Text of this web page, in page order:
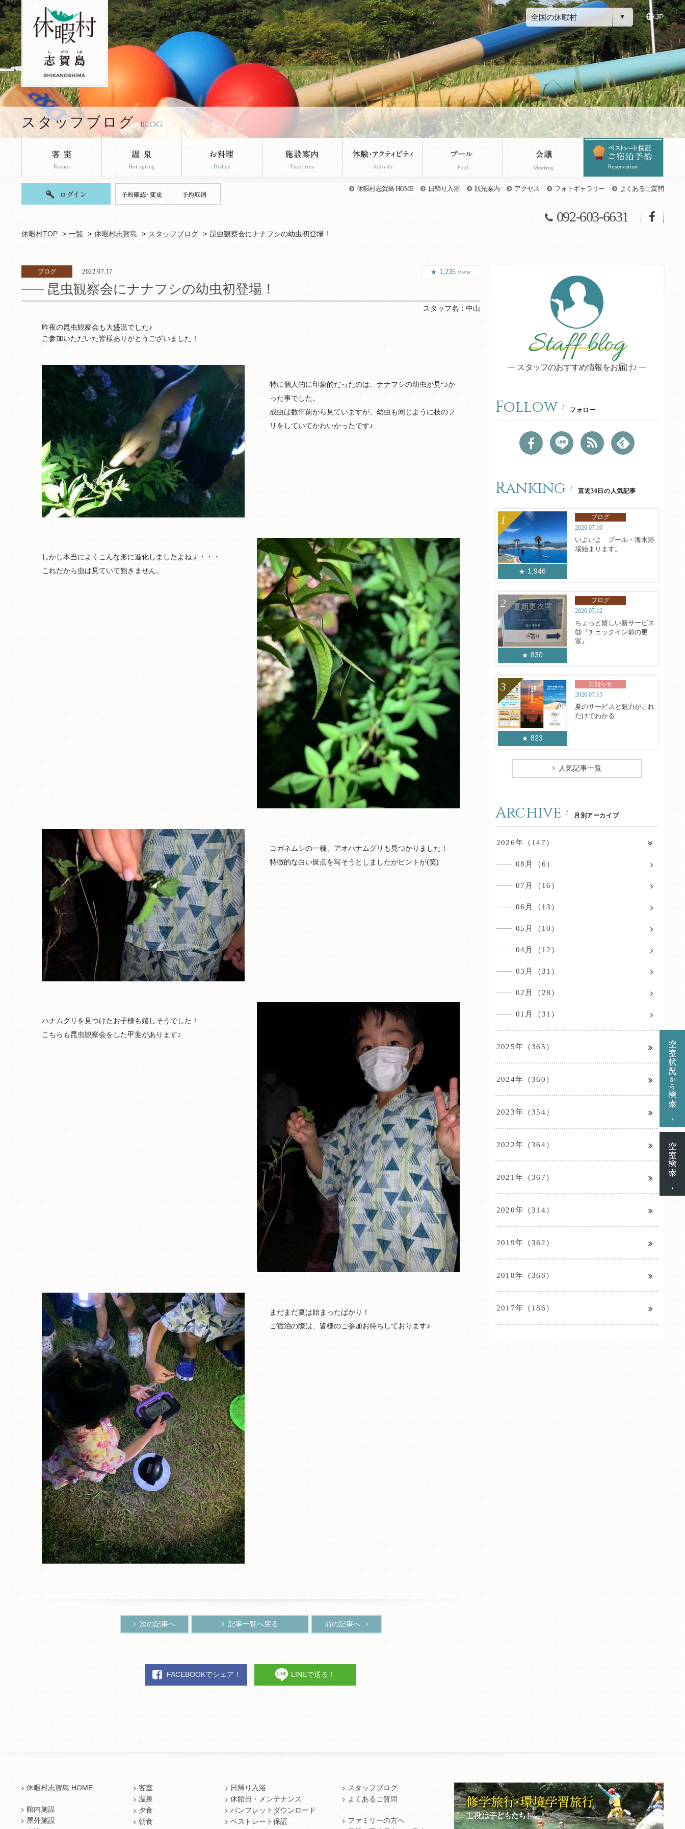
休暇村志賀島のブログページです。 全国の休暇村 JP
スタッフブログ BLOG
休暇村志賀島 HOME 日帰り入浴 観光案内 アクセス フォトギャラリー よくあるご質問
092-603-6631
休暇村TOP 一覧 休暇村志賀島 スタッフブログ 昆虫観察会にナナフシの幼虫初登場！
ブログ 2022.07.17
昆虫観察会にナナフシの幼虫初登場！
1,235 view
スタッフ名： 中山
昨夜の昆虫観察会も大盛況でした♪
ご参加いただいた皆様ありがとうございました！
特に個人的に印象的だったのは、ナナフシの幼虫が見つか
った事でした。
成虫は数年前から見ていますが、幼虫も同じように枝のフ
リをしていてかわいかったです♪
しかし本当によくこんな形に進化しましたよねぇ・・・
これだから虫は見ていて飽きません。
コガネムシの一種、アオハナムグリも見つかりました！
特徴的な白い斑点を写そうとしましたがピントが(笑)
ハナムグリを見つけたお子様も嬉しそうでした！
こちらも昆虫観察会をした甲斐があります♪
まだまだ夏は始まったばかり！
ご宿泊の際は、皆様のご参加お待ちしております♪
次の記事へ 記事一覧へ戻る 前の記事へ
FACEBOOKでシェア！ LINEで送る！
Staff blog
スタッフのおすすめ情報をお届け♪
Follow フォロー
Ranking 直近30日の人気記事
1,946
ブログ
2026.07.10
いよいよ プール・海水浴
場始まります。
830
ブログ
2026.07.12
ちょっと嬉しい新サービス
⑬『チェックイン前の更衣
室』
823
お知らせ
2026.07.15
夏のサービスと魅力がこれ
だけでわかる
人気記事一覧
Archive 月別アーカイブ
2026年（147）
08月（6）
07月（16）
06月（13）
05月（10）
04月（12）
03月（31）
02月（28）
01月（31）
2025年（365）
2024年（360）
2023年（354）
2022年（364）
2021年（367）
2020年（314）
2019年（362）
2018年（368）
2017年（186）
休暇村志賀島 HOME
館内施設
屋外施設
客室
温泉
夕食
朝食
日帰り入浴
休館日・メンテナンス
パンフレットダウンロード
ベストレート保証
スタッフブログ
よくあるご質問
ファミリーの方へ